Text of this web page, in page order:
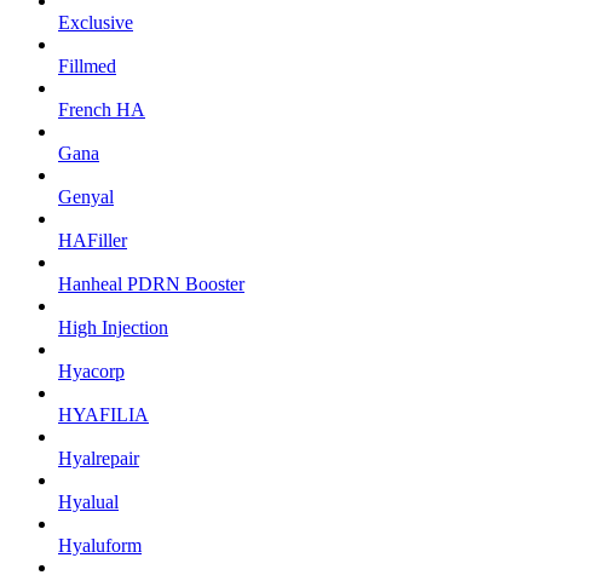
Exclusive
Fillmed
French HA
Gana
Genyal
HAFiller
Hanheal PDRN Booster
High Injection
Hyacorp
HYAFILIA
Hyalrepair
Hyalual
Hyaluform